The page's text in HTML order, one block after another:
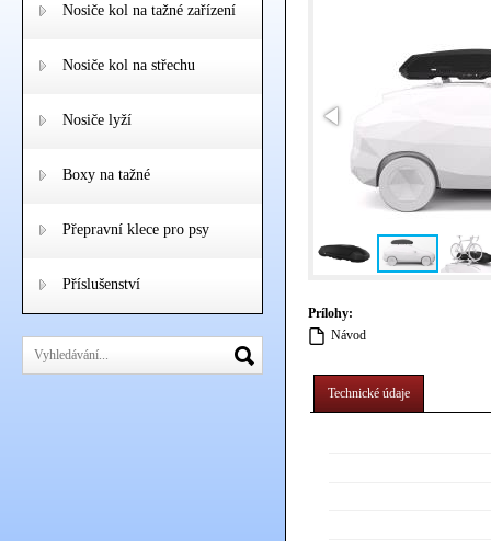
Nosiče kol na tažné zařízení
Nosiče kol na střechu
Nosiče lyží
Boxy na tažné
Přepravní klece pro psy
Příslušenství
Prílohy:
Návod
Technické údaje